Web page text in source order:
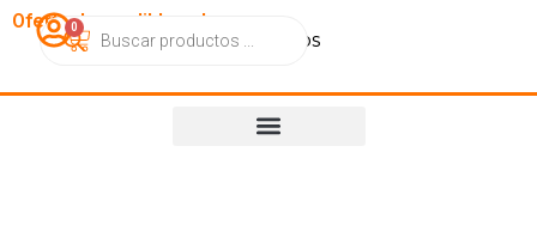
OfertasImperdibles.cl
CatálogoContactoNosotros
0